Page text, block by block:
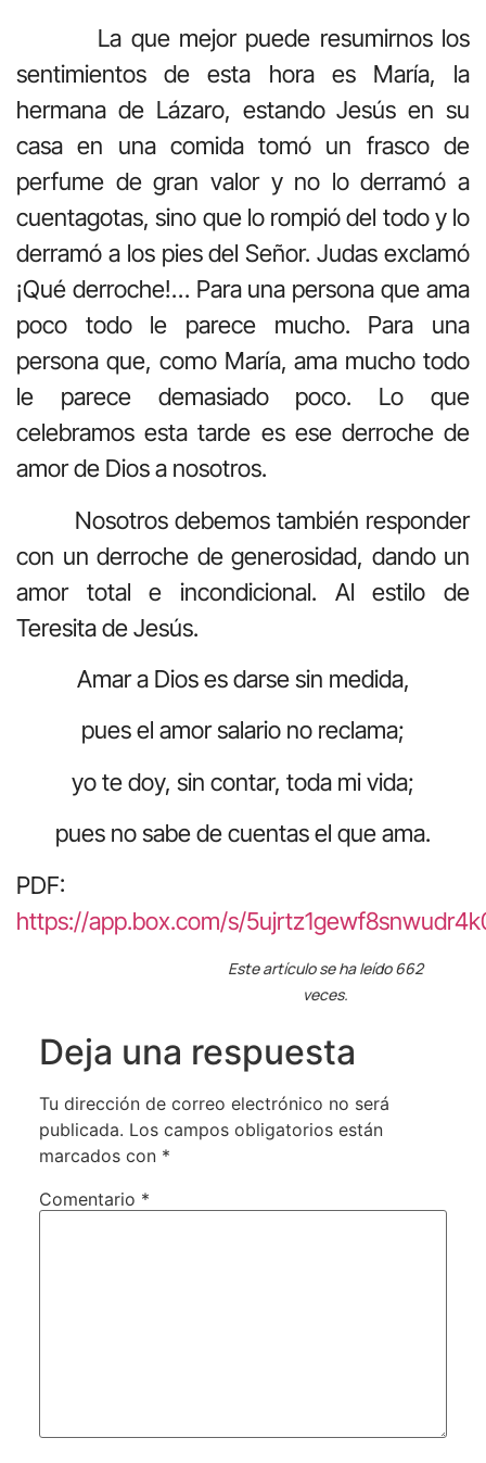
La que mejor puede resumirnos los
sentimientos de esta hora es María, la
hermana de Lázaro, estando Jesús en su
casa en una comida tomó un frasco de
perfume de gran valor y no lo derramó a
cuentagotas, sino que lo rompió del todo y lo
derramó a los pies del Señor. Judas exclamó
¡Qué derroche!… Para una persona que ama
poco todo le parece mucho. Para una
persona que, como María, ama mucho todo
le parece demasiado poco. Lo que
celebramos esta tarde es ese derroche de
amor de Dios a nosotros.
Nosotros debemos también responder
con un derroche de generosidad, dando un
amor total e incondicional. Al estilo de
Teresita de Jesús.
Amar a Dios es darse sin medida,
pues el amor salario no reclama;
yo te doy, sin contar, toda mi vida;
pues no sabe de cuentas el que ama.
PDF:
https://app.box.com/s/
Este artículo se ha leído 662
veces.
Deja una respuesta
Tu dirección de correo electrónico no será
publicada. Los campos obligatorios están
marcados con *
Comentario *